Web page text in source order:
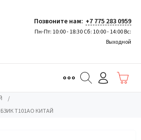
Позвоните нам: +7 775 283 0959
Пн-Пт: 10:00 - 18:30 Сб: 10:00 - 14:00 Вс:
Выходной
/
T101AO КИТАЙ